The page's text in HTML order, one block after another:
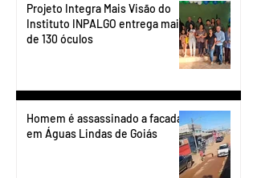
Projeto Integra Mais Visão do
Instituto INPALGO entrega mais
de 130 óculos
Homem é assassinado a facadas
em Águas Lindas de Goiás